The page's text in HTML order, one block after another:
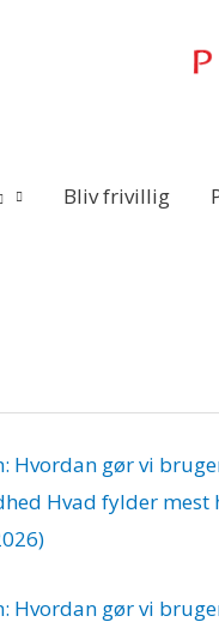
Bliv frivillig
Hvordan gør vi
Hvad fylder mest
Hvordan gør vi